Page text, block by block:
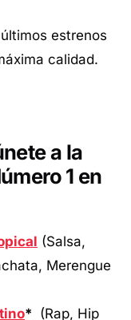
estrenos
calidad.
a la
1 en
(Salsa,
Merengue
* (Rap, Hip